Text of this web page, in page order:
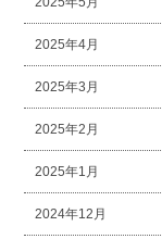
2025年4月
2025年3月
2025年2月
2025年1月
2024年12月